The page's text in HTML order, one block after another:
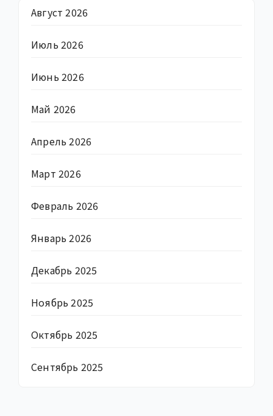
Август 2026
Июль 2026
Июнь 2026
Май 2026
Апрель 2026
Март 2026
Февраль 2026
Январь 2026
Декабрь 2025
Ноябрь 2025
Октябрь 2025
Сентябрь 2025